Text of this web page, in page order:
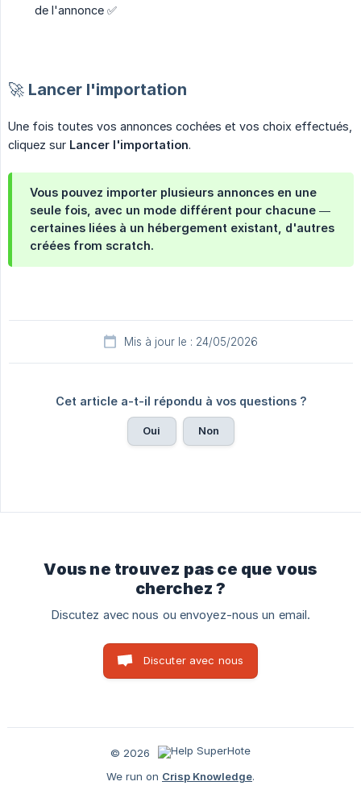
de l'annonce ✅
🚀 Lancer l'importation
Une fois toutes vos annonces cochées et vos choix effectués,
cliquez sur Lancer l'importation.
Vous pouvez importer plusieurs annonces en une
seule fois, avec un mode différent pour chacune —
certaines liées à un hébergement existant, d'autres
créées from scratch.
Mis à jour le : 24/05/2026
Cet article a-t-il répondu à vos questions ?
Oui Non
Vous ne trouvez pas ce que vous
cherchez ?
Discutez avec nous ou envoyez-nous un email.
Discuter avec nous
© 2026
We run on Crisp Knowledge.